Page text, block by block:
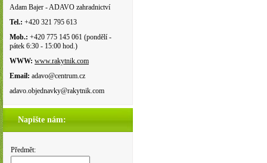
Adam Bajer - ADAVO zahradnictví
Tel.: +420 321 795 613
Mob.: +420 775 145 061 (pondělí -
pátek 6:30 - 15:00 hod.)
WWW: www.rakytnik.com
Email: adavo@centrum.cz
adavo.objednavky@rakytnik.com
Napište nám:
Předmět: